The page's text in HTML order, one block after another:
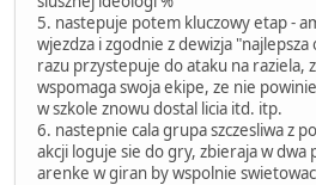
5. nastepuje potem kluczowy etap -
wjezdza i zgodnie z dewizja
razu przystepuje do ataku na raziela,
wspomaga swoja ekipe, ze nie
w szkole znowu dostal licia itd. itp.
6. nastepnie cala grupa szczesliwa z
akcji loguje sie do gry, zbieraja w dwa
arenke w giran by wspolnie